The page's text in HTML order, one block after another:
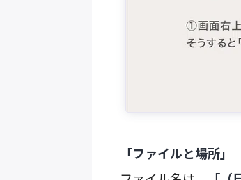
「ファイルと場所」